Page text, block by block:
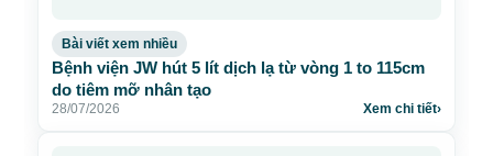
Bài viết xem nhiều
Bệnh viện JW hút 5 lít dịch lạ từ vòng 1 to 115cm
do tiêm mỡ nhân tạo
28/07/2026 Xem chi tiết›